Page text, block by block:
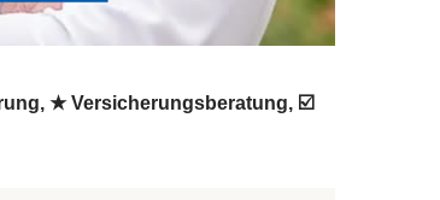
★ Versicherungsberatung, ☑️